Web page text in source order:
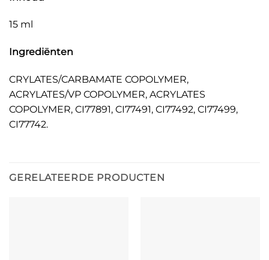
15 ml
Ingrediënten
CRYLATES/CARBAMATE COPOLYMER,
ACRYLATES/VP COPOLYMER, ACRYLATES
COPOLYMER, CI77891, CI77491, CI77492, CI77499,
CI77742.
GERELATEERDE PRODUCTEN